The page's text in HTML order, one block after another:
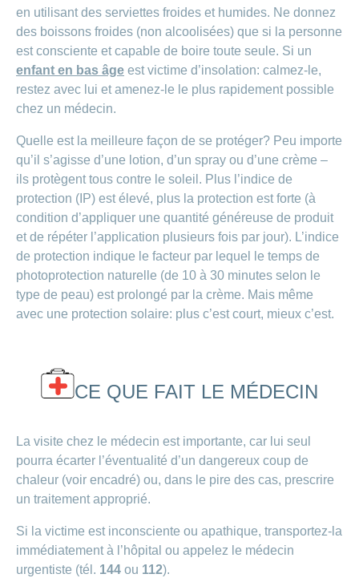
en utilisant des serviettes froides et humides. Ne donnez
des boissons froides (non alcoolisées) que si la personne
est consciente et capable de boire toute seule. Si un
enfant en bas âge est victime d’insolation: calmez-le,
restez avec lui et amenez-le le plus rapidement possible
chez un médecin.
Quelle est la meilleure façon de se protéger? Peu importe
qu’il s’agisse d’une lotion, d’un spray ou d’une crème –
ils protègent tous contre le soleil. Plus l’indice de
protection (IP) est élevé, plus la protection est forte (à
condition d’appliquer une quantité généreuse de produit
et de répéter l’application plusieurs fois par jour). L’indice
de protection indique le facteur par lequel le temps de
photoprotection naturelle (de 10 à 30 minutes selon le
type de peau) est prolongé par la crème. Mais même
avec une protection solaire: plus c’est court, mieux c’est.
CE QUE FAIT LE MÉDECIN
La visite chez le médecin est importante, car lui seul
pourra écarter l’éventualité d’un dangereux coup de
chaleur (voir encadré) ou, dans le pire des cas, prescrire
un traitement approprié.
Si la victime est inconsciente ou apathique, transportez-la
immédiatement à l’hôpital ou appelez le médecin
urgentiste (tél. 144 ou 112).